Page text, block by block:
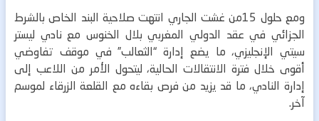
ومع حلول 15من غشت الجاري انتهت صلاحية البند الخاص بالشرط
الجزائي في عقد الدولي المغربي بلال الخنوس مع نادي ليستر
سيتي الإنجليزي، ما يضع إدارة “الثعالب” في موقف تفاوضي
أقوى خلال فترة الانتقالات الحالية، ليتحول الأمر من اللاعب إلى
إدارة النادي، ما قد يزيد من فرص بقاءه مع القلعة الزرقاء لموسم
آخر.